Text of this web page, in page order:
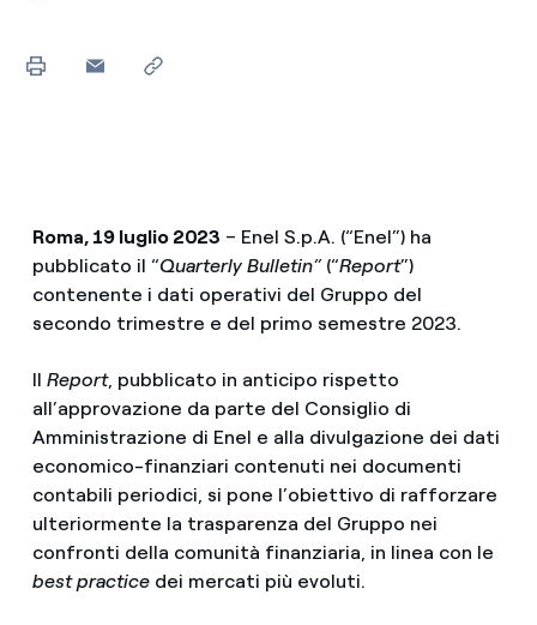
Roma, 19 luglio 2023 – Enel S.p.A. (“Enel”) ha
pubblicato il “Quarterly Bulletin”(“Report”)
contenente i dati operativi del Gruppo del
secondo trimestre e del primo semestre 2023.
Il Report, pubblicato in anticipo rispetto
all’approvazione da parte del Consiglio di
Amministrazione di Enel e alla divulgazione dei dati
economico-finanziari contenuti nei documenti
contabili periodici, si pone l’obiettivo di rafforzare
ulteriormente la trasparenza del Gruppo nei
confronti della comunità finanziaria, in linea con le
best practicedei mercati più evoluti.